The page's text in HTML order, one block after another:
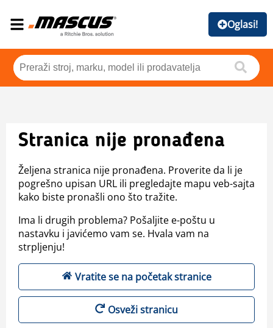
Oglasi!
Stranica nije pronađena
Željena stranica nije pronađena. Proverite da li je
pogrešno upisan URL ili pregledajte mapu veb-sajta
kako biste pronašli ono što tražite.
Ima li drugih problema? Pošaljite e-poštu u
nastavku i javićemo vam se. Hvala vam na
strpljenju!
Vratite se na početak stranice
Osveži stranicu